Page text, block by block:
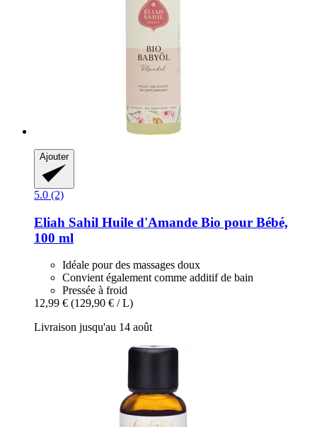
Ajouter
5.0 (2)
Eliah Sahil Huile d'Amande Bio pour Bébé,
100 ml
Idéale pour des massages doux
Convient également comme additif de bain
Pressée à froid
12,99 € (129,90 € / L)
Livraison jusqu'au 14 août